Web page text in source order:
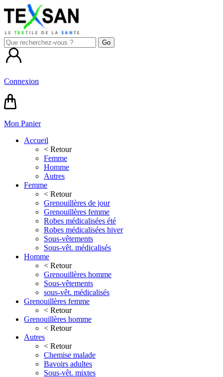
Connexion
Mon Panier
Accueil
< Retour
Femme
Homme
Autres
Femme
< Retour
Grenouillères de jour
Grenouillères femme
Robes médicalisées été
Robes médicalisées hiver
Sous-vêtements
Sous-vêt. médicalisés
Homme
< Retour
Grenouillères homme
Sous-vêtements
sous-vêt. médicalisés
Grenouillères femme
< Retour
Grenouillères homme
< Retour
Autres
< Retour
Chemise malade
Bavoirs adultes
Sous-vêt. mixtes